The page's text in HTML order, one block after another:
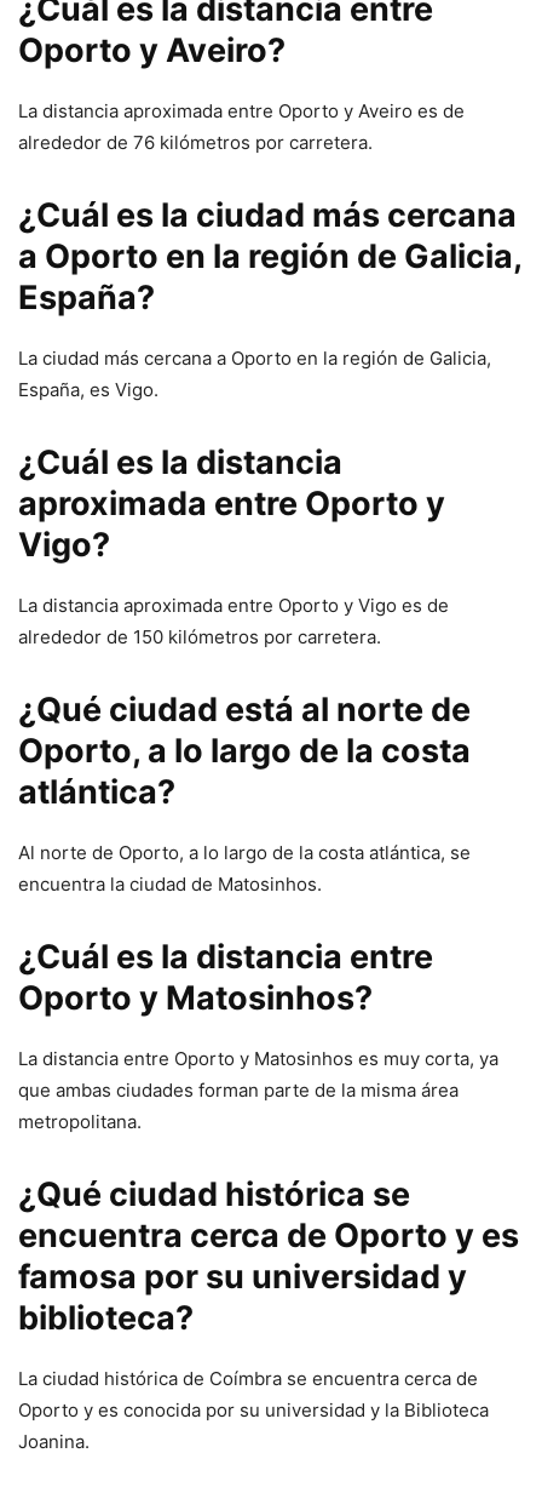
¿Cuál es la distancia entre
Oporto y Aveiro?
La distancia aproximada entre Oporto y Aveiro es de
alrededor de 76 kilómetros por carretera.
¿Cuál es la ciudad más cercana
a Oporto en la región de Galicia,
España?
La ciudad más cercana a Oporto en la región de Galicia,
España, es Vigo.
¿Cuál es la distancia
aproximada entre Oporto y
Vigo?
La distancia aproximada entre Oporto y Vigo es de
alrededor de 150 kilómetros por carretera.
¿Qué ciudad está al norte de
Oporto, a lo largo de la costa
atlántica?
Al norte de Oporto, a lo largo de la costa atlántica, se
encuentra la ciudad de Matosinhos.
¿Cuál es la distancia entre
Oporto y Matosinhos?
La distancia entre Oporto y Matosinhos es muy corta, ya
que ambas ciudades forman parte de la misma área
metropolitana.
¿Qué ciudad histórica se
encuentra cerca de Oporto y es
famosa por su universidad y
biblioteca?
La ciudad histórica de Coímbra se encuentra cerca de
Oporto y es conocida por su universidad y la Biblioteca
Joanina.